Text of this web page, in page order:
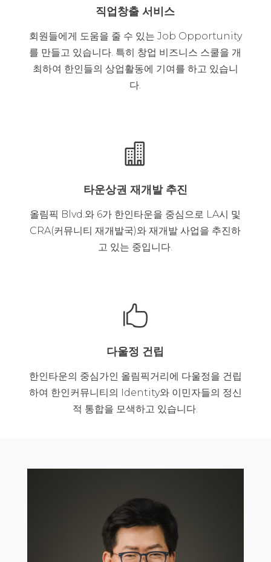
직업창출 서비스
회원들에게 도움을 줄 수 있는 Job Opportunity
를 만들고 있습니다. 특히 창업 비즈니스 스쿨을 개
최하여 한인들의 상업활동에 기여를 하고 있습니
다.

타운상권 재개발 추진
올림픽 Blvd.와 6가 한인타운을 중심으로 LA시 및
CRA(커뮤니티 재개발국)와 재개발 사업을 추진하
고 있는 중입니다.

다울정 건립
한인타운의 중심가인 올림픽거리에 다울정을 건립
하여 한인커뮤니티의 Identity와 이민자들의 정신
적 통합을 모색하고 있습니다.